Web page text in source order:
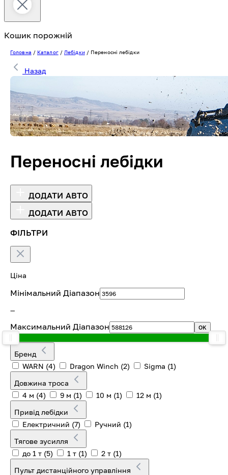
Кошик порожній
Головна / Каталог/ Лебідки/ Переносні лебідки
Назад
Переносні лебідки
ДОДАТИ АВТО
ДОДАТИ АВТО
ФІЛЬТРИ
Ціна
Мінімальний Діапазон
—
Максимальний Діапазон OK
Бренд
WARN (4) Dragon Winch (2) Sigma (1)
Довжина троса
4 м (4) 9 м (1) 10 м (1) 12 м (1)
Привід лебідки
Електричний (7) Ручний (1)
Тягове зусилля
до 1 т (5) 1 т (1) 2 т (1)
Пульт дистанційного управління